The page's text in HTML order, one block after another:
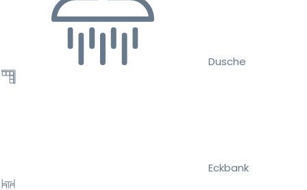
Dusche
Eckbank